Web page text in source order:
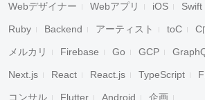
Webデザイナー Webアプリ iOS Swift
Ruby Backend アーティスト toC C
メルカリ Firebase Go GCP
Next.js React React.js TypeScript
コンサル Flutter Android 企画